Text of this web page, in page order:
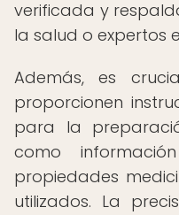
verificada y
la salud o expertos
Además, es
proporcionen
para la
como
propiedades
utilizados. La